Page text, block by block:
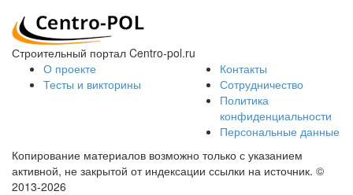
Строительный портал Centro-pol.ru
О проекте
Тесты и викторины
Контакты
Сотрудничество
Политика
конфиденциальности
Персональные данные
Копирование материалов возможно только с указанием
активной, не закрытой от индексации ссылки на источник. ©
2013-2026